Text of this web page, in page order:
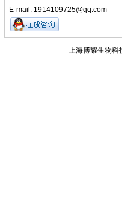
E-mail: 1914109725@qq.com
上海博耀生物科